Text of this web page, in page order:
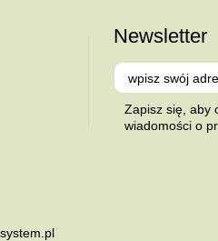
Newsletter
Zapisz się, aby
wiadomości o